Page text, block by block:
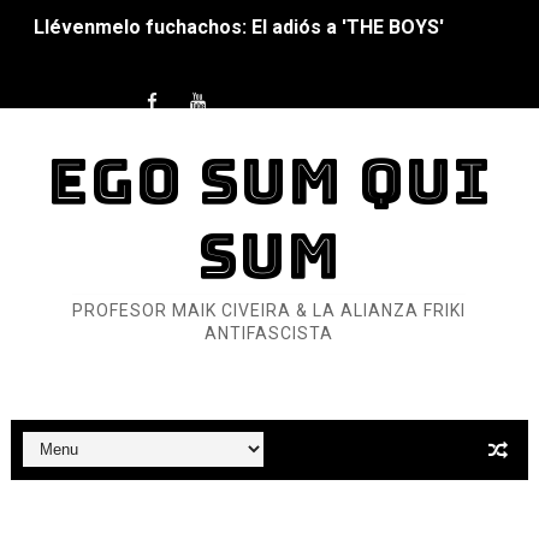
Llévenmelo fuchachos: El adiós a 'THE BOYS'
Mario: La epopeya del fontanero - Parte I
Pequeña Filmoteca Antifascista
Pokémon: La película existencialista
Un año para sobrevivir al mundo: Dos mil tíjiri cinco
EGO SUM QUI
SUM
PROFESOR MAIK CIVEIRA & LA ALIANZA FRIKI
ANTIFASCISTA